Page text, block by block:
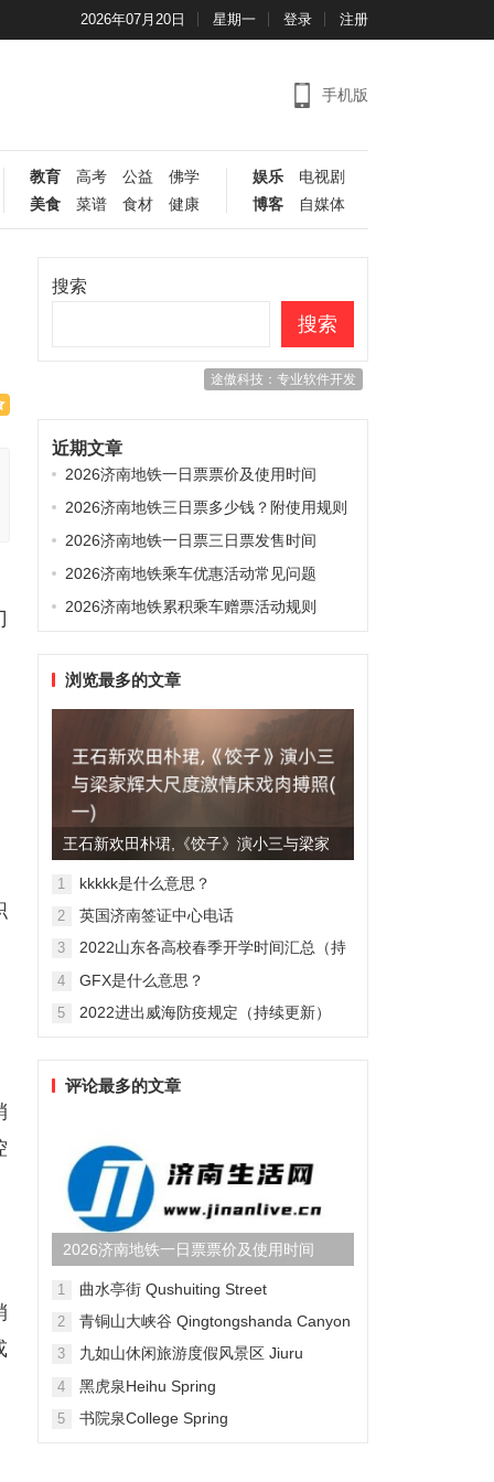
2026年07月20日 星期一 登录 注册
手机版
教育 高考 公益
佛学
美食
菜谱 食材 健康
娱乐
电视剧
博客
自媒体
搜索
搜索
途傲科技：专业软件开发
近期文章
2026济南地铁一日票票价及使用时间
2026济南地铁三日票多少钱？附使用规则
2026济南地铁一日票三日票发售时间
2026济南地铁乘车优惠活动常见问题
2026济南地铁累积乘车赠票活动规则
浏览最多的文章
王石新欢田朴珺,《饺子》演小三与梁家
辉大尺度激情床戏肉搏照(...
1 kkkkk是什么意思？
2 英国济南签证中心电话
3
2022山东各高校春季开学时间汇总（持
4 GFX是什么意思？
5 2022进出威海防疫规定（持续更新）
评论最多的文章
2026济南地铁一日票票价及使用时间
1 曲水亭街 Qushuiting Street
2 青铜山大峡谷 Qingtongshanda Canyon
3
九如山休闲旅游度假风景区 Jiuru
4 黑虎泉Heihu Spring
5 书院泉College Spring